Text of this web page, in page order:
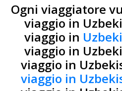
Ogni viaggiatore
viaggio in
viaggio in
viaggio in
viaggio in
viaggio in